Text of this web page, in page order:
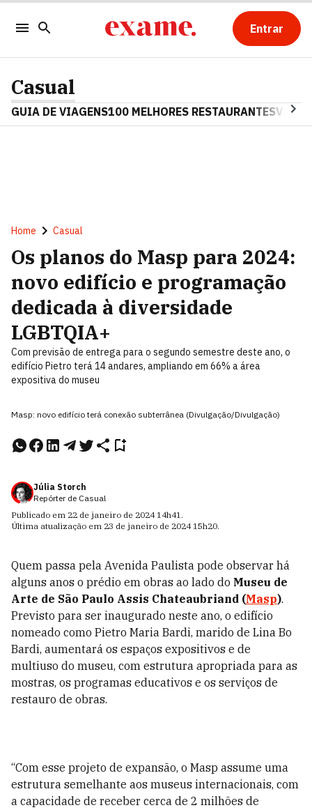
Entrar
Casual
GUIA DE VIAGENS100 MELHORES RESTAURANTES
Home Casual
Os planos do Masp para 2024:
novo edifício e programação
dedicada à diversidade
LGBTQIA+
Com previsão de entrega para o segundo semestre deste ano, o
edifício Pietro terá 14 andares, ampliando em 66% a área
expositiva do museu
Masp: novo edifício terá conexão subterrânea (Divulgação/Divulgação)
Júlia Storch
Repórter de Casual
Publicado em 22 de janeiro de 2024 14h41.
Última atualização em 23 de janeiro de 2024 15h20.
Quem passa pela Avenida Paulista pode observar há
alguns anos o prédio em obras ao lado do Museu de
Arte de São Paulo Assis Chateaubriand (Masp).
Previsto para ser inaugurado neste ano, o edifício
nomeado como Pietro Maria Bardi, marido de Lina Bo
Bardi, aumentará os espaços expositivos e de
multiuso do museu, com estrutura apropriada para as
mostras, os programas educativos e os serviços de
restauro de obras.
“Com esse projeto de expansão, o Masp assume uma
estrutura semelhante aos museus internacionais, com
a capacidade de receber cerca de 2 milhões de